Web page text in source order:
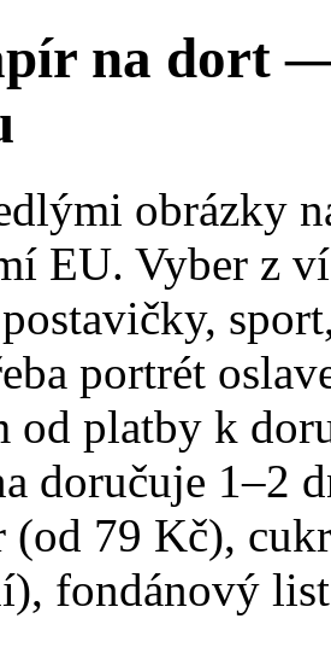
na dort
obrázky
EU. Vyber z
portrét
od platby k
doručuje 1–2
(od 79 Kč),
fondánový